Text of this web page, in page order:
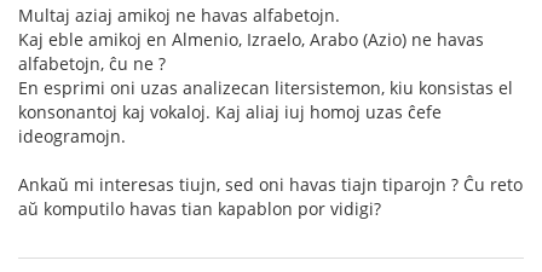
Multaj aziaj amikoj ne havas alfabetojn.
Kaj eble amikoj en Almenio, Izraelo, Arabo (Azio) ne havas
alfabetojn, ĉu ne ?
En esprimi oni uzas analizecan litersistemon, kiu konsistas el
konsonantoj kaj vokaloj. Kaj aliaj iuj homoj uzas ĉefe
ideogramojn.
Ankaŭ mi interesas tiujn, sed oni havas tiajn tiparojn ? Ĉu reto
aŭ komputilo havas tian kapablon por vidigi?